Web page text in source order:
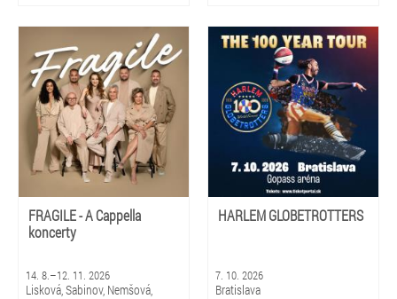
Dubnica, Partizánske, Topoľčany,
Bratislava
FRAGILE - A Cappella
koncerty
14. 8.–12. 11. 2026
Lisková, Sabinov, Nemšová,
HARLEM GLOBETROTTERS
7. 10. 2026
Bratislava